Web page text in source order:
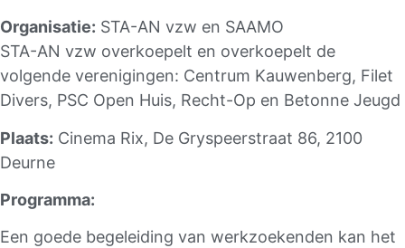
Organisatie: STA-AN vzw en SAAMO
STA-AN vzw overkoepelt en overkoepelt de
volgende verenigingen: Centrum Kauwenberg, Filet
Divers, PSC Open Huis, Recht-Op en Betonne Jeugd
Plaats: Cinema Rix, De Gryspeerstraat 86, 2100
Deurne
Programma:
Een goede begeleiding van werkzoekenden kan het